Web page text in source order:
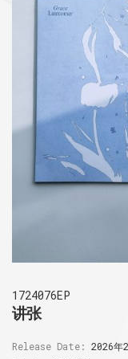
1724076EP
讲张
Release Date: 2026年